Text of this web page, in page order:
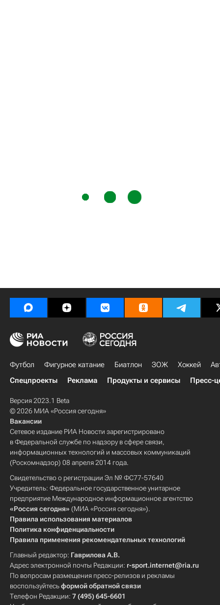
Футбол Фигурное катание Биатлон ЗОЖ Хоккей
Спецпроекты
Реклама Продукты и сервисы Пресс-
Версия 2023.1 Beta
© 2026 МИА «Россия сегодня»
Вакансии
Сетевое издание РИА Новости зарегистрировано
в Федеральной службе по надзору в сфере связи,
информационных технологий и массовых коммуникаций
(Роскомнадзор) 08 апреля 2014 года.
Свидетельство о регистрации Эл № ФС77-57640
Учредитель: Федеральное государственное унитарное
предприятие Международное информационное агентство
«Россия сегодня» (МИА «Россия сегодня»).
Правила использования материалов
Политика конфиденциальности
Правила применения рекомендательных технологий
Главный редактор: Гаврилова А.В.
Адрес электронной почты Редакции: r-sport.internet@ria.ru
По вопросам размещения пресс-релизов и рекламы
воспользуйтесьформой обратной связи
Телефон Редакции: 7 (495) 645-6601